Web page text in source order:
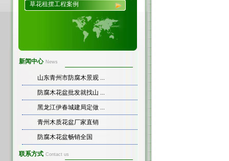
草花租摆工程案例
新闻中心 News
山东青州市防腐木景观 ...
防腐木花盆批发就找山 ...
黑龙江伊春城建局定做 ...
青州木质花盆厂家直销
防腐木花盆畅销全国
联系方式 Contact us